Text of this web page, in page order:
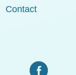
Contact